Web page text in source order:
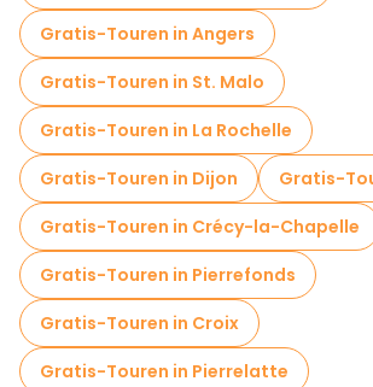
Gratis-Touren in Angers
Gratis-Touren in St. Malo
Gratis-Touren in La Rochelle
Gratis-Touren in Dijon
Gratis-
Gratis-Touren in Crécy-la-Chapelle
Gratis-Touren in Pierrefonds
Gratis-Touren in Croix
Gratis-Touren in Pierrelatte